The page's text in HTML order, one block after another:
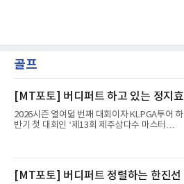
골프
[MT포토] 버디퍼트 하고 있는 정지효
2026시즌 열여덟 번째 대회이자 KLPGA투어 하
반기 첫 대회인 ‘제13회 제주삼다수 마스터
트(파72/6,767야드)에서 열리고 있다.8일 현재
3라운드 경기가 펼쳐지고 있다.정지효가 1번 홀
에서 경기하고 있다.
[MT포토] 버디퍼트 정렬하는 한진선